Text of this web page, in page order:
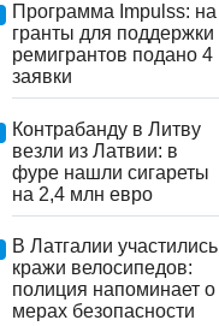
Программа Impulss: на
гранты для поддержки
ремигрантов подано 4
заявки
Контрабанду в Литву
везли из Латвии: в
фуре нашли сигареты
на 2,4 млн евро
В Латгалии участились
кражи велосипедов:
полиция напоминает о
мерах безопасности